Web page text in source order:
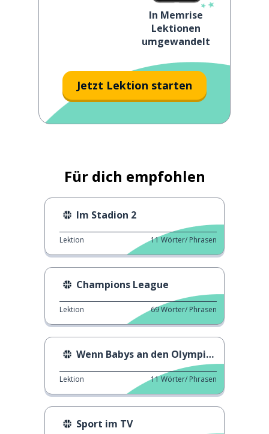
In Memrise
Lektionen
umgewandelt
Jetzt Lektion starten
Für dich empfohlen
Im Stadion 2
Lektion 11Wörter/ Phrasen
Champions League
Lektion 69Wörter/ Phrasen
Wenn Babys an den Olympischen Spielen teilnehmen
Lektion 11Wörter/ Phrasen
Sport im TV